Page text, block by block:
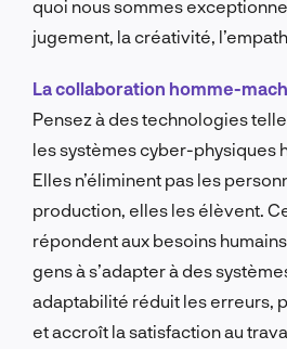
quoi nous sommes
jugement, la créativité,
La collaboration homme-
Pensez à des technologies
les systèmes cyber-physiques
Elles n’éliminent pas les
production, elles les élèvent.
répondent aux besoins
gens à s’adapter à des
adaptabilité réduit les erreurs,
et accroît la satisfaction au